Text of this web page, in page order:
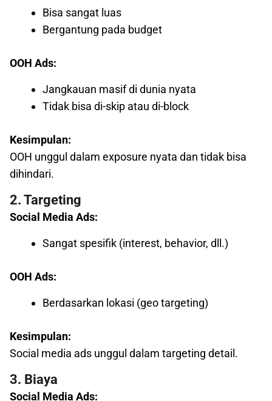
Bisa sangat luas
Bergantung pada budget
OOH Ads:
Jangkauan masif di dunia nyata
Tidak bisa di-skip atau di-block
Kesimpulan:
OOH unggul dalam exposure nyata dan tidak bisa
dihindari.
2. Targeting
Social Media Ads:
Sangat spesifik (interest, behavior, dll.)
OOH Ads:
Berdasarkan lokasi (geo targeting)
Kesimpulan:
Social media ads unggul dalam targeting detail.
3. Biaya
Social Media Ads: